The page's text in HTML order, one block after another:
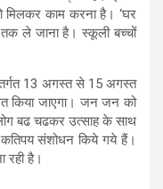
मिलकर काम करना है। ‘घर
तक ले जाना है। स्कूली बच्चों
13 अगस्त से 15 अगस्त
किया जाएगा। जन जन को
बढ चढकर उत्साह के साथ
संशोधन किये गये हैं।
रही है।